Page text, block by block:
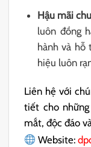
Hậu mãi
luôn đồng
hành và hỗ
hiệu luôn
Liên hệ với
tiết cho
mắt, độc đáo
Website: